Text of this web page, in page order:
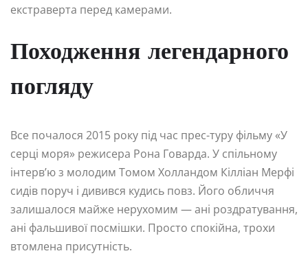
екстраверта перед камерами.
Походження легендарного
погляду
Все почалося 2015 року під час прес-туру фільму «У
серці моря» режисера Рона Говарда. У спільному
інтерв’ю з молодим Томом Холландом Кілліан Мерфі
сидів поруч і дивився кудись повз. Його обличчя
залишалося майже нерухомим — ані роздратування,
ані фальшивої посмішки. Просто спокійна, трохи
втомлена присутність.